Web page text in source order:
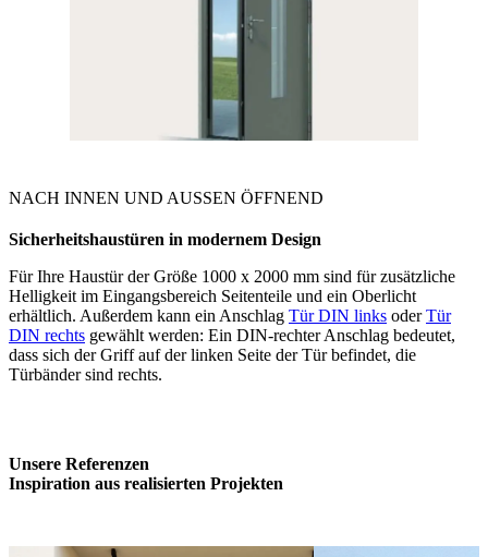
NACH INNEN UND AUSSEN ÖFFNEND
Sicherheitshaustüren in modernem Design
Für Ihre Haustür der Größe 1000 x 2000 mm sind für zusätzliche
Helligkeit im Eingangsbereich Seitenteile und ein Oberlicht
erhältlich. Außerdem kann ein Anschlag Tür DIN links oderTür
DIN rechts gewählt werden: Ein DIN-rechter Anschlag bedeutet,
dass sich der Griff auf der linken Seite der Tür befindet, die
Türbänder sind rechts.
Unsere Referenzen
Inspiration aus realisierten Projekten